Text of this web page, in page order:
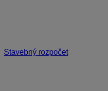
Stavebný rozpočet